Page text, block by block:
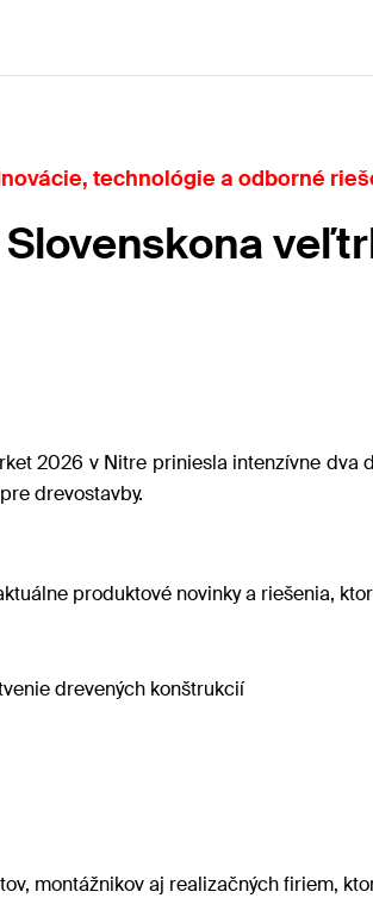
technológie a odborné
2026 v Nitre priniesla intenzívne
drevostavby.
produktové novinky a riešenia,
drevených konštrukcií
montážnikov aj realizačných firiem,